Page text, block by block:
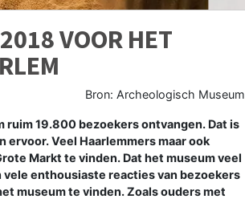
VOOR HET
Bron: Archeologisch Museum
ruim 19.800 bezoekers ontvangen. Dat is
Veel Haarlemmers maar ook
Markt te vinden. Dat het museum veel
enthousiaste reacties van bezoekers
museum te vinden. Zoals ouders met